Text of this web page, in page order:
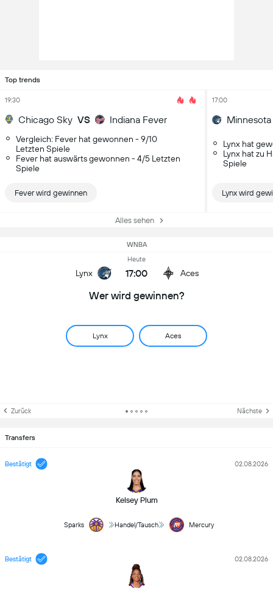
Top trends
19:30
Chicago Sky VS Indiana Fever
Vergleich: Fever hat gewonnen - 9/10
Letzten Spiele
Fever hat auswärts gewonnen - 4/5 Letzten
Spiele
Fever wird gewinnen
17:00
Minnesota
Lynx hat
Lynx hat zu
Spiele
Lynx wird
Alles sehen
WNBA
Lynx
Heute
17:00 Aces
Wer wird gewinnen?
Lynx Aces
Zurück Nächste
Transfers
Bestätigt
Kelsey Plum
02.08.2026
Sparks Handel/Tausch Mercury
Bestätigt 02.08.2026